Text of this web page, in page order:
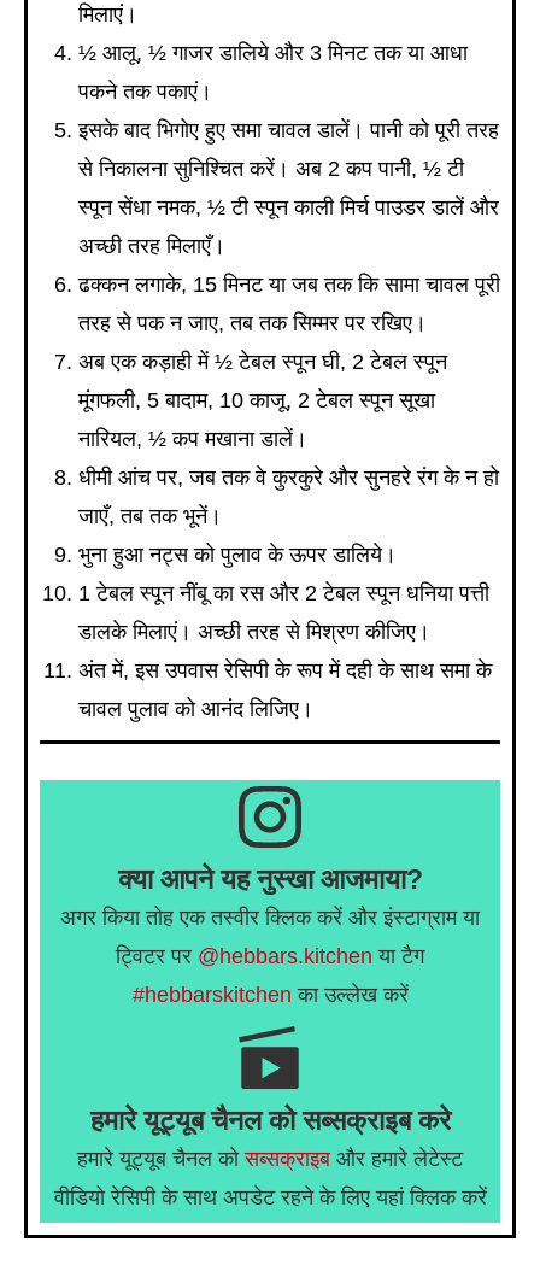
मिलाएं।
½ आलू, ½ गाजर डालिये और 3 मिनट तक या आधा
पकने तक पकाएं।
इसके बाद भिगोए हुए समा चावल डालें। पानी को पूरी तरह
से निकालना सुनिश्चित करें। अब 2 कप पानी, ½ टी
स्पून सेंधा नमक, ½ टी स्पून काली मिर्च पाउडर डालें और
अच्छी तरह मिलाएँ।
ढक्कन लगाके, 15 मिनट या जब तक कि सामा चावल पूरी
तरह से पक न जाए, तब तक सिम्मर पर रखिए।
अब एक कड़ाही में ½ टेबल स्पून घी, 2 टेबल स्पून
मूंगफली, 5 बादाम, 10 काजू, 2 टेबल स्पून सूखा
नारियल, ½ कप मखाना डालें।
धीमी आंच पर, जब तक वे कुरकुरे और सुनहरे रंग के न हो
जाएँ, तब तक भूनें।
भुना हुआ नट्स को पुलाव के ऊपर डालिये।
1 टेबल स्पून नींबू का रस और 2 टेबल स्पून धनिया पत्ती
डालके मिलाएं। अच्छी तरह से मिश्रण कीजिए।
अंत में, इस उपवास रेसिपी के रूप में दही के साथ समा के
चावल पुलाव को आनंद लिजिए।
क्या आपने यह नुस्खा आजमाया?
अगर किया तोह एक तस्वीर क्लिक करें और इंस्टाग्राम या
ट्विटर पर @hebbars.kitchen या टैग
#hebbarskitchen का उल्लेख करें
हमारे यूट्यूब चैनल को सब्सक्राइब करे
हमारे यूट्यूब चैनल कोसब्सक्राइब और हमारे लेटेस्ट
वीडियो रेसिपी के साथ अपडेट रहने के लिए यहां क्लिक करें